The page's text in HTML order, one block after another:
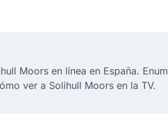
Moors en línea en España.
ver a Solihull Moors en la TV.